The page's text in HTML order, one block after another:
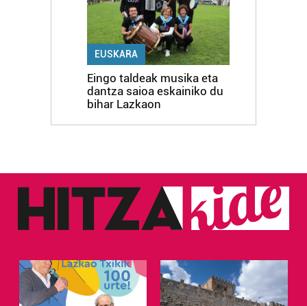
EUSKARA
Eingo taldeak musika eta
dantza saioa eskainiko du
bihar Lazkaon